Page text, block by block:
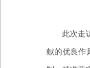
此次走
献的优良作